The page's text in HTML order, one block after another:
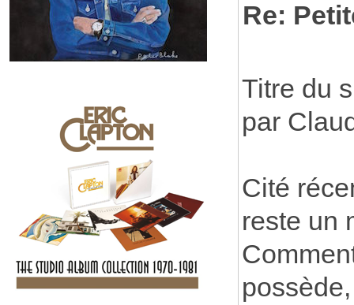
Re:
Titre du
par
Cité
reste un